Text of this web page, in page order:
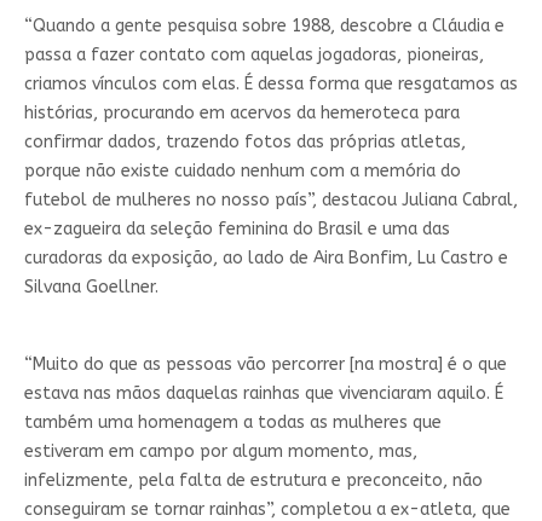
“Quando a gente pesquisa sobre 1988, descobre a Cláudia e
passa a fazer contato com aquelas jogadoras, pioneiras,
criamos vínculos com elas. É dessa forma que resgatamos as
histórias, procurando em acervos da hemeroteca para
confirmar dados, trazendo fotos das próprias atletas,
porque não existe cuidado nenhum com a memória do
futebol de mulheres no nosso país”, destacou Juliana Cabral,
ex-zagueira da seleção feminina do Brasil e uma das
curadoras da exposição, ao lado de Aira Bonfim, Lu Castro e
Silvana Goellner.
“Muito do que as pessoas vão percorrer [na mostra] é o que
estava nas mãos daquelas rainhas que vivenciaram aquilo. É
também uma homenagem a todas as mulheres que
estiveram em campo por algum momento, mas,
infelizmente, pela falta de estrutura e preconceito, não
conseguiram se tornar rainhas”, completou a ex-atleta, que